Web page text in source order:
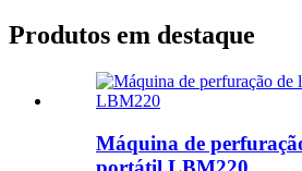
Produtos em destaque
Máquina de